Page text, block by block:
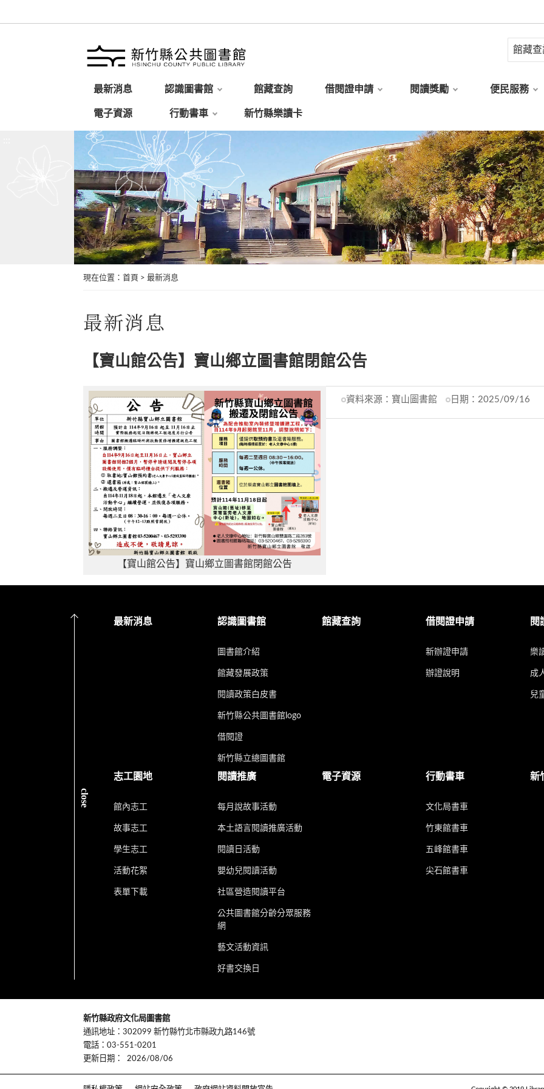
最新消息 認識圖書館 館藏查詢 借閱證申請 閱讀獎勵 便民服務
電子資源 行動書車 新竹縣樂讀卡
現在位置 ： 首頁 > 最新消息
最新消息
【寶山館公告】寶山鄉立圖書館閉館公告
【寶山館公告】寶山鄉立圖書館閉館公告
資料來源： 寶山圖書館 日期：2025/09/16
close
最新消息 認識圖書館
圖書館介紹
館藏發展政策
閱讀政策白皮書
新竹縣公共圖書館logo
借閱證
新竹縣立總圖書館
館藏查詢 借閱證申請
新辦證申請
辦證說明
閱
樂
成
兒
志工園地
館內志工
故事志工
學生志工
活動花絮
表單下載
閱讀推廣
每月說故事活動
本土語言閱讀推廣活動
閱讀日活動
嬰幼兒閱讀活動
社區營造閱讀平台
公共圖書館分齡分眾服務
網
藝文活動資訊
好書交換日
電子資源 行動書車
文化局書車
竹東館書車
五峰館書車
尖石館書車
新
新竹縣政府文化局圖書館
通訊地址：302099 新竹縣竹北市縣政九路146號
電話：03-551-0201
更新日期：
2026/08/06